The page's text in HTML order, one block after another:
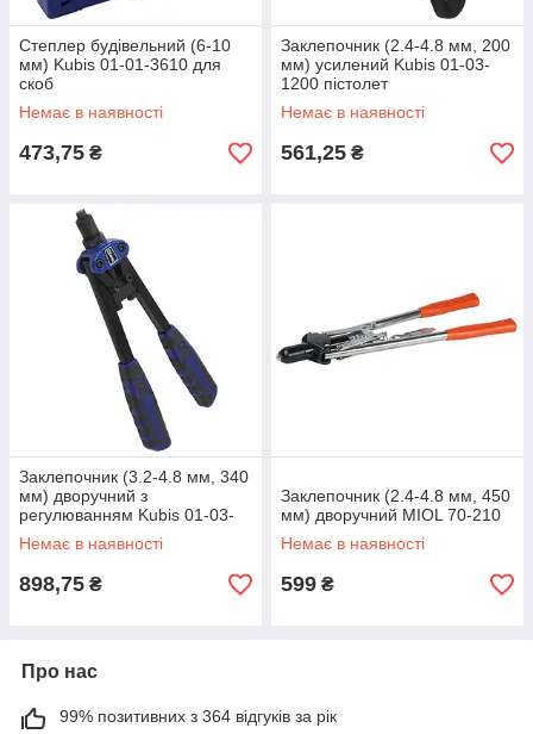
Степлер будівельний (6-10
мм) Kubis 01-01-3610 для
скоб
Немає в наявності
473,75 ₴
Заклепочник (2.4-4.8 мм, 200
мм) усилений Kubis 01-03-
1200 пістолет
заклепувальний
Немає в наявності
561,25 ₴
Заклепочник (3.2-4.8 мм, 340
мм) дворучний з
регулюванням Kubis 01-03-
1330
Немає в наявності
898,75 ₴
Заклепочник (2.4-4.8 мм, 450
мм) дворучний MIOL 70-210
Немає в наявності
599 ₴
Про нас
99% позитивних з 364 відгуків за рік